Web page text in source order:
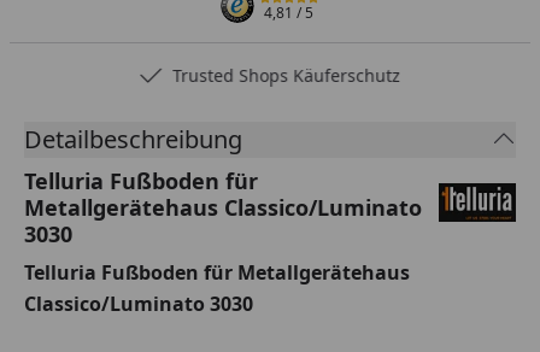
4,81/ 5
Trusted Shops Käuferschutz
Detailbeschreibung
Telluria Fußboden für
Metallgerätehaus Classico/Luminato
3030
Telluria Fußboden für Metallgerätehaus
Classico/Luminato 3030